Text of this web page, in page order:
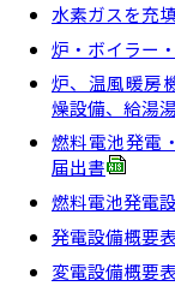
水素ガスを充
炉・ボイラー
炉、温風暖房
燥設備、給湯
燃料電池発電
届出書
燃料電池発電
発電設備概要表
変電設備概要表